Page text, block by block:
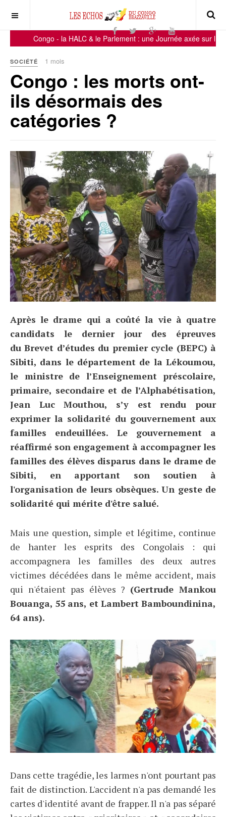
Congo - la HALC & le Parlement : une Journée axée sur la
SOCIÉTÉ 1 mois
Congo : les morts ont-
ils désormais des
catégories ?
Après le drame qui a coûté la vie à quatre
candidats le dernier jour des épreuves
du Brevet d’études du premier cycle (BEPC) à
Sibiti, dans le département de la Lékoumou,
le ministre de l’Enseignement préscolaire,
primaire, secondaire et de l’Alphabétisation,
Jean Luc Mouthou, s’y est rendu pour
exprimer la solidarité du gouvernement aux
familles endeuillées. Le gouvernement a
réaffirmé son engagement à accompagner les
familles des élèves disparus dans le drame de
Sibiti, en apportant son soutien à
l'organisation de leurs obsèques. Un geste de
solidarité qui mérite d'être salué.
Mais une question, simple et légitime, continue
de hanter les esprits des Congolais : qui
accompagnera les familles des deux autres
victimes décédées dans le même accident, mais
qui n'étaient pas élèves ? (Gertrude Mankou
Bouanga, 55 ans, et Lambert Bamboundinina,
64 ans).
Dans cette tragédie, les larmes n'ont pourtant pas
fait de distinction. L'accident n'a pas demandé les
cartes d'identité avant de frapper. Il n'a pas séparé